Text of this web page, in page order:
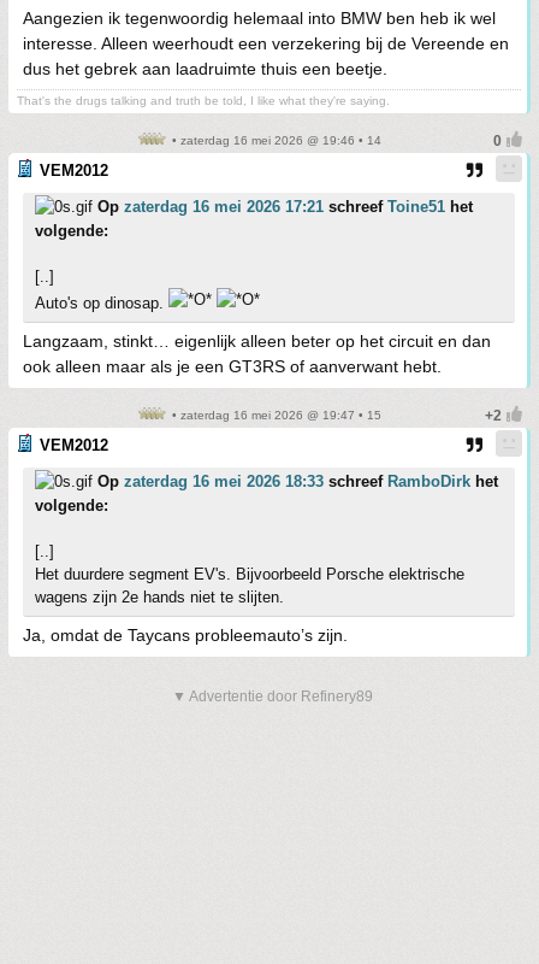
Aangezien ik tegenwoordig helemaal into BMW ben heb ik wel
interesse. Alleen weerhoudt een verzekering bij de Vereende en
dus het gebrek aan laadruimte thuis een beetje.
That's the drugs talking and truth be told, I like what they're saying.
• zaterdag 16 mei 2026 @ 19:46 • 14
VEM2012
Op zaterdag 16 mei 2026 17:21 schreef Toine51 het
volgende:
[..]
Auto's op dinosap.
Langzaam, stinkt… eigenlijk alleen beter op het circuit en dan
ook alleen maar als je een GT3RS of aanverwant hebt.
• zaterdag 16 mei 2026 @ 19:47 • 15
VEM2012
Op zaterdag 16 mei 2026 18:33 schreef RamboDirk het
volgende:
[..]
Het duurdere segment EV's. Bijvoorbeeld Porsche elektrische
wagens zijn 2e hands niet te slijten.
Ja, omdat de Taycans probleemauto’s zijn.
▼ Advertentie door Refinery89